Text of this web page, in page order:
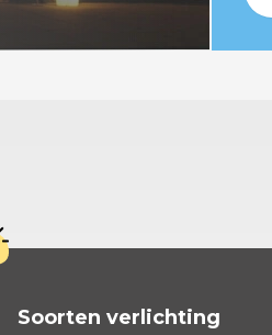
Soorten verlichting